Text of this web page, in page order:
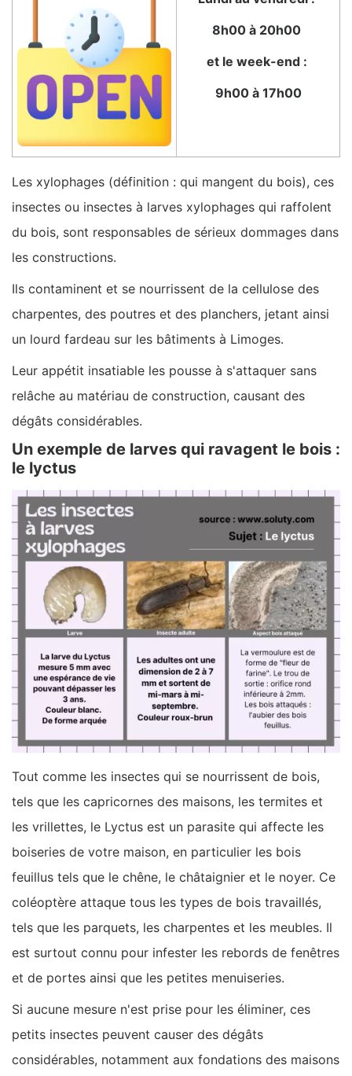
8h00 à 20h00
et le week-end :
9h00 à 17h00
Les xylophages (définition : qui mangent du bois), ces
insectes ou insectes à larves xylophages qui raffolent
du bois, sont responsables de sérieux dommages dans
les constructions.
Ils contaminent et se nourrissent de la cellulose des
charpentes, des poutres et des planchers, jetant ainsi
un lourd fardeau sur les bâtiments à Limoges.
Leur appétit insatiable les pousse à s'attaquer sans
relâche au matériau de construction, causant des
dégâts considérables.
Un exemple de larves qui ravagent le bois :
le lyctus
Tout comme les insectes qui se nourrissent de bois,
tels que les capricornes des maisons, les termites et
les vrillettes, le Lyctus est un parasite qui affecte les
boiseries de votre maison, en particulier les bois
feuillus tels que le chêne, le châtaignier et le noyer. Ce
coléoptère attaque tous les types de bois travaillés,
tels que les parquets, les charpentes et les meubles. Il
est surtout connu pour infester les rebords de fenêtres
et de portes ainsi que les petites menuiseries.
Si aucune mesure n'est prise pour les éliminer, ces
petits insectes peuvent causer des dégâts
considérables, notamment aux fondations des maisons